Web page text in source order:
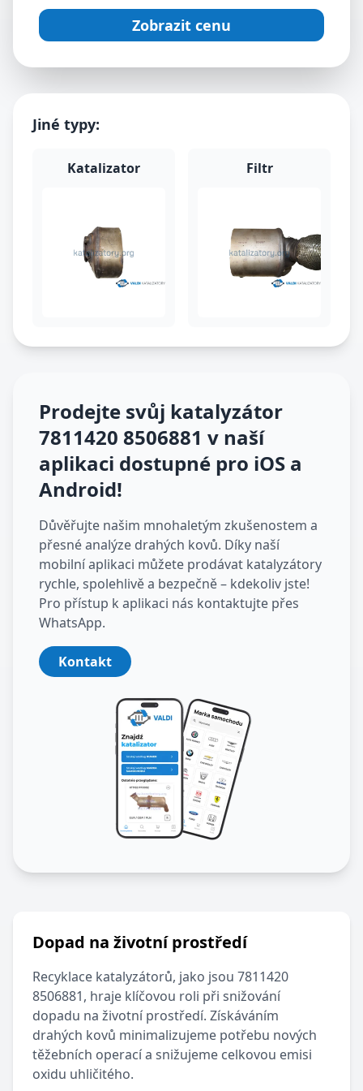
Zobrazit cenu
Jiné typy:
Katalizator Filtr
Prodejte svůj katalyzátor
7811420 8506881 v naší
aplikaci dostupné pro iOS a
Android!
Důvěřujte našim mnohaletým zkušenostem a
přesné analýze drahých kovů. Díky naší
mobilní aplikaci můžete prodávat katalyzátory
rychle, spolehlivě a bezpečně – kdekoliv jste!
Pro přístup k aplikaci nás kontaktujte přes
WhatsApp.
Kontakt
Dopad na životní prostředí
Recyklace katalyzátorů, jako jsou 7811420
8506881, hraje klíčovou roli při snižování
dopadu na životní prostředí. Získáváním
drahých kovů minimalizujeme potřebu nových
těžebních operací a snižujeme celkovou emisi
oxidu uhličitého.